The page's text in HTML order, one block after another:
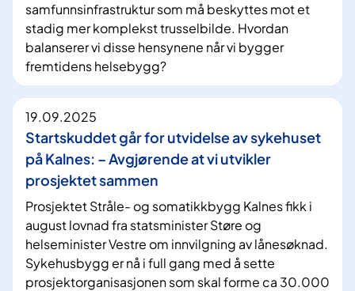
samfunnsinfrastruktur som må beskyttes mot et
stadig mer komplekst trusselbilde. Hvordan
balanserer vi disse hensynene når vi bygger
fremtidens helsebygg?
19.09.2025
Startskuddet går for utvidelse av sykehuset
på Kalnes: – Avgjørende at vi utvikler
prosjektet sammen
Prosjektet Stråle- og somatikkbygg Kalnes fikk i
august lovnad fra statsminister Støre og
helseminister Vestre om innvilgning av lånesøknad.
Sykehusbygg er nå i full gang med å sette
prosjektorganisasjonen som skal forme ca 30.000